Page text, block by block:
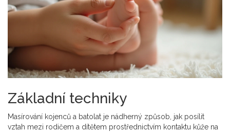
Základní techniky
Masírování kojenců a batolat je nádherný způsob, jak posílit
vztah mezi rodičem a dítětem prostřednictvím kontaktu kůže na